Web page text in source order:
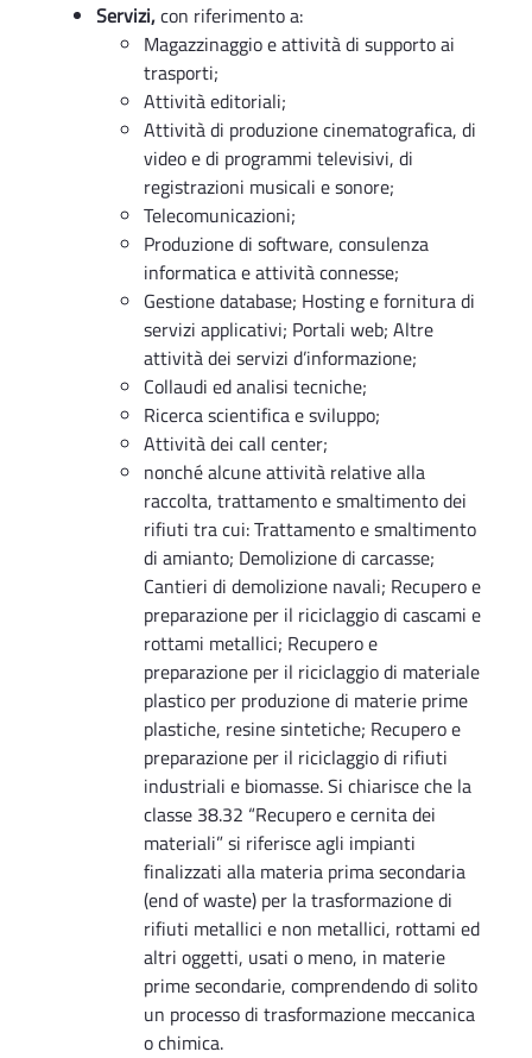
Servizi,con riferimento a:
Magazzinaggio e attività di supporto ai
trasporti;
Attività editoriali;
Attività di produzione cinematografica, di
video e di programmi televisivi, di
registrazioni musicali e sonore;
Telecomunicazioni;
Produzione di software, consulenza
informatica e attività connesse;
Gestione database; Hosting e fornitura di
servizi applicativi; Portali web; Altre
attività dei servizi d’informazione;
Collaudi ed analisi tecniche;
Ricerca scientifica e sviluppo;
Attività dei call center;
nonché alcune attività relative alla
raccolta, trattamento e smaltimento dei
rifiuti tra cui: Trattamento e smaltimento
di amianto; Demolizione di carcasse;
Cantieri di demolizione navali; Recupero e
preparazione per il riciclaggio di cascami e
rottami metallici; Recupero e
preparazione per il riciclaggio di materiale
plastico per produzione di materie prime
plastiche, resine sintetiche; Recupero e
preparazione per il riciclaggio di rifiuti
industriali e biomasse. Si chiarisce che la
classe 38.32 “Recupero e cernita dei
materiali” si riferisce agli impianti
finalizzati alla materia prima secondaria
(end of waste) per la trasformazione di
rifiuti metallici e non metallici, rottami ed
altri oggetti, usati o meno, in materie
prime secondarie, comprendendo di solito
un processo di trasformazione meccanica
o chimica.